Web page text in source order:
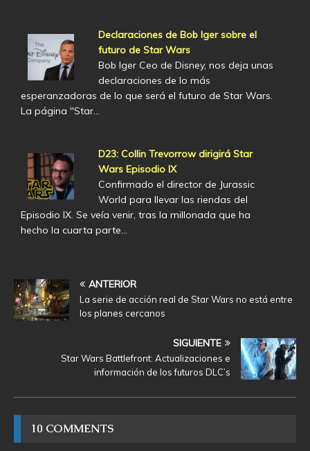
Declaraciones de Bob Iger sobre el
futuro de Star Wars
Bob Iger Ceo de Disney, nos deja unas
declaraciones de lo más
esperanzadoras de lo que será el futuro de Star Wars.
La página "Star…
D23: Collin Trevorrow dirigirá Star
Wars Episodio IX
Confirmado el director de Jurassic
World para llevar las riendas del
Episodio IX. Se veía venir, tras la millonada que ha
hecho la cuarta parte…
ANTERIOR
La serie de acción real de Star Wars no está entre
los planes cercanos
SIGUIENTE
Star Wars Battlefront: Actualizaciones e
información de los futuros DLC’s
10 COMMENTS